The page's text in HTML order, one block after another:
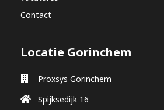
Contact
Locatie Gorinchem
Proxsys Gorinchem
Spijksedijk 16